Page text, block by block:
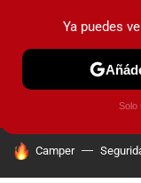
PRUEBAS
HOY SE HABLA DE
Camper
Ya puedes
Solo